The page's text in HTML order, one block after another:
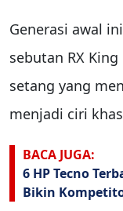
Generasi awal
sebutan RX
setang yang
menjadi ciri
BACA JUGA:
6 HP Tecno
Bikin